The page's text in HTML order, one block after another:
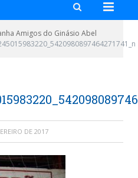
Amigos do Ginásio Abel
DE 2017